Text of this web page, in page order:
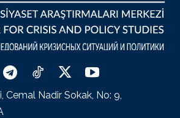
Cemal Nadir Sokak, No: 9,